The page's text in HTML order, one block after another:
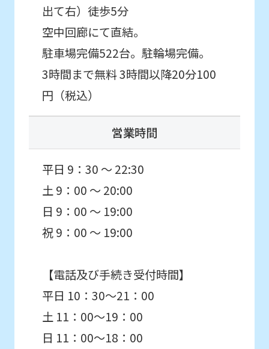
出て右）徒歩5分
空中回廊にて直結。
駐車場完備522台。駐輪場完備。
3時間まで無料 3時間以降20分100
円（税込）
営業時間
平日 9：30 ～ 22:30
土 9：00 ～ 20:00
日 9：00 ～ 19:00
祝 9：00 ～ 19:00
【電話及び手続き受付時間】
平日 10：30～21：00
土 11：00～19：00
日 11：00～18：00
using
the
service.